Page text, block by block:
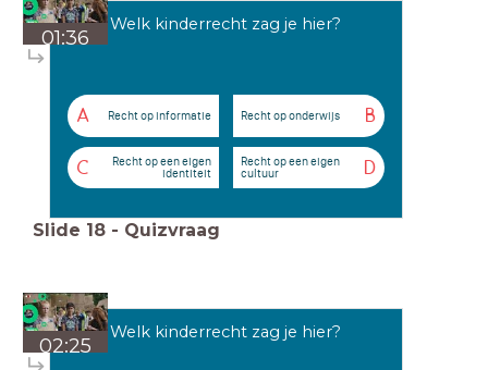
01:36
Welk kinderrecht zag je hier?
A Recht op informatie B
Recht op onderwijs
C
Recht op een eigen
identiteit
D
Recht op een eigen
cultuur
Slide 18 - Quizvraag
02:25
Welk kinderrecht zag je hier?